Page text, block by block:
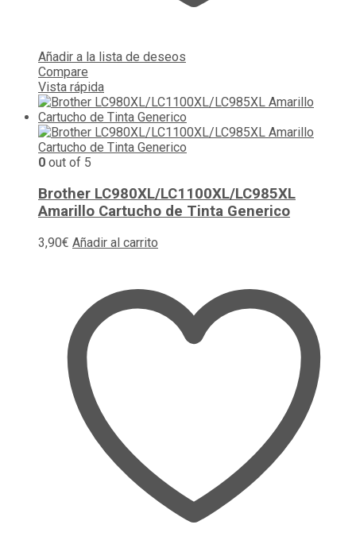
Añadir a la lista de deseos
Compare
Vista rápida
0 out of 5
Brother LC980XL/LC1100XL/LC985XL
Amarillo Cartucho de Tinta Generico
3,90€ Añadir al carrito